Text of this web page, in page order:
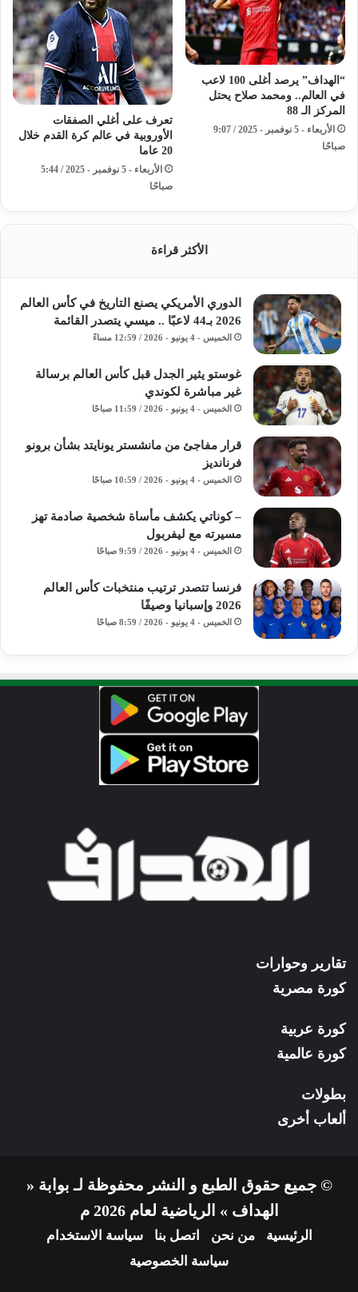
“الهداف” يرصد أغلى 100 لاعب
في العالم.. ومحمد صلاح يحتل
المركز الـ 88
الأربعاء - 5 نوفمبر - 2025 / 9:07
صباحًا
تعرف على أغلي الصفقات
الأوروبية في عالم كرة القدم خلال
20 عاما
الأربعاء - 5 نوفمبر - 2025 / 5:44
صباحًا
الأكثر قراءة
الدوري الأمريكي يصنع التاريخ في كأس العالم
2026 بـ44 لاعبًا .. ميسي يتصدر القائمة
الخميس - 4 يونيو - 2026 / 12:59 مساءً
غوستو يثير الجدل قبل كأس العالم برسالة
غير مباشرة لكوندي
الخميس - 4 يونيو - 2026 / 11:59 صباحًا
قرار مفاجئ من مانشستر يونايتد بشأن برونو
فرنانديز
الخميس - 4 يونيو - 2026 / 10:59 صباحًا
– كوناتي يكشف مأساة شخصية صادمة تهز
مسيرته مع ليفربول
الخميس - 4 يونيو - 2026 / 9:59 صباحًا
فرنسا تتصدر ترتيب منتخبات كأس العالم
2026 وإسبانيا وصيفًا
الخميس - 4 يونيو - 2026 / 8:59 صباحًا
تقارير وحوارات
كورة مصرية
كورة عربية
كورة عالمية
بطولات
ألعاب أخرى
© جميع حقوق الطبع و النشر محفوظة لـ بوابة «
الهداف » الرياضية لعام 2026 م
الرئيسية من نحن اتصل بنا
سياسة الاستخدام
سياسة الخصوصية